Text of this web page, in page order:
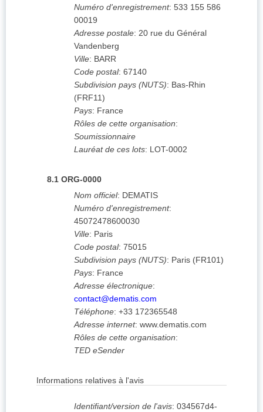
Numéro d'enregistrement: 533 155 586
00019
Adresse postale: 20 rue du Général
Vandenberg
Ville: BARR
Code postal: 67140
Subdivision pays (NUTS): Bas-Rhin
(FRF11)
Pays: France
Rôles de cette organisation:
Soumissionnaire
Lauréat de ces lots: LOT-0002
8.1 ORG-0000
Nom officiel: DEMATIS
Numéro d'enregistrement:
45072478600030
Ville: Paris
Code postal: 75015
Subdivision pays (NUTS): Paris (FR101)
Pays: France
Adresse électronique:
contact@dematis.com
Téléphone: +33 172365548
Adresse internet: www.dematis.com
Rôles de cette organisation:
TED eSender
Informations relatives à l'avis
Identifiant/version de l'avis: 034567d4-